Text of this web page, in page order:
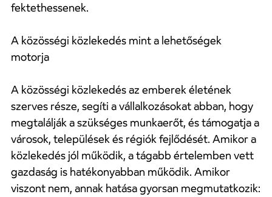
fektethessenek.
A közösségi közlekedés mint a lehetőségek
motorja
A közösségi közlekedés az emberek életének
szerves része, segíti a vállalkozásokat abban, hogy
megtalálják a szükséges munkaerőt, és támogatja a
városok, települések és régiók fejlődését. Amikor a
közlekedés jól működik, a tágabb értelemben vett
gazdaság is hatékonyabban működik. Amikor
viszont nem, annak hatása gyorsan megmutatkozik: